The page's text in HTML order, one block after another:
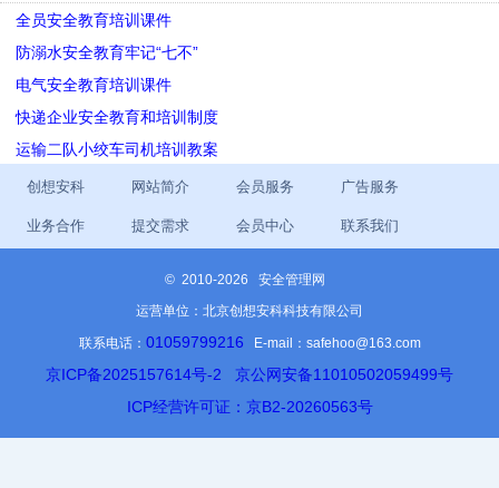
全员安全教育培训课件
防溺水安全教育牢记“七不”
电气安全教育培训课件
快递企业安全教育和培训制度
运输二队小绞车司机培训教案
创想安科 网站简介 会员服务 广告服务
业务合作 提交需求 会员中心 联系我们
© 2010-2026 安全管理网
运营单位：北京创想安科科技有限公司
联系电话： 01059799216 E-mail：safehoo@163.com
京ICP备2025157614号-2
京公网安备11010502059499号
ICP经营许可证：京B2-20260563号